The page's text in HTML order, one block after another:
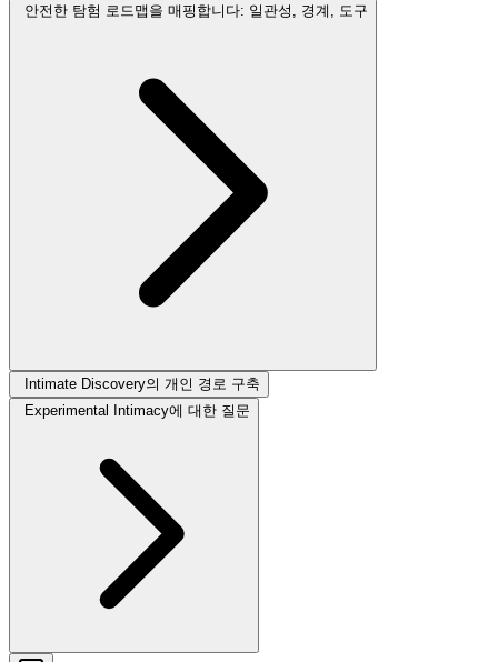
안전한 탐험 로드맵을 매핑합니다: 일관성, 경계, 도구
Intimate Discovery의 개인 경로 구축
Experimental Intimacy에 대한 질문